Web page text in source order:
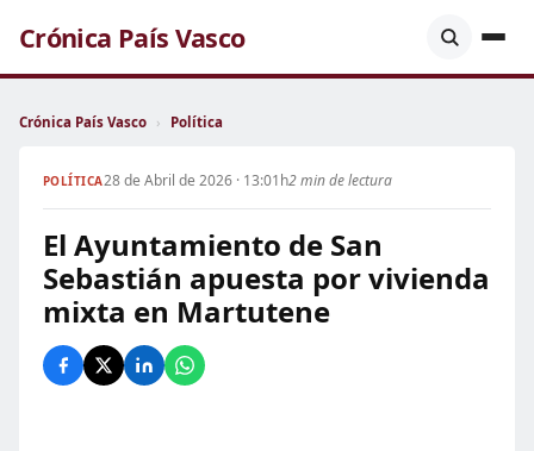
Crónica País Vasco
Crónica País Vasco › Política
POLÍTICA28 de Abril de 2026 · 13:01h2 min de lectura
El Ayuntamiento de San
Sebastián apuesta por vivienda
mixta en Martutene